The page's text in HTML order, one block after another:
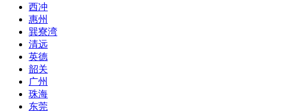
西冲
惠州
巽寮湾
清远
英德
韶关
广州
珠海
东莞